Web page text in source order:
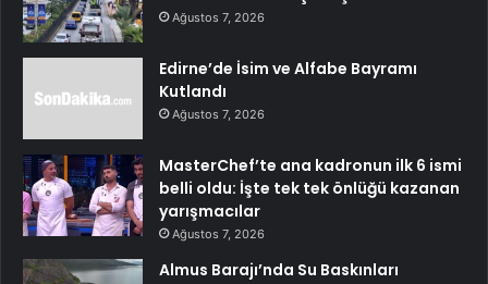
Ağustos 7, 2026
Edirne’de İsim ve Alfabe Bayramı
Kutlandı
Ağustos 7, 2026
MasterChef’te ana kadronun ilk 6 ismi
belli oldu: İşte tek tek önlüğü kazanan
yarışmacılar
Ağustos 7, 2026
Almus Barajı’nda Su Baskınları